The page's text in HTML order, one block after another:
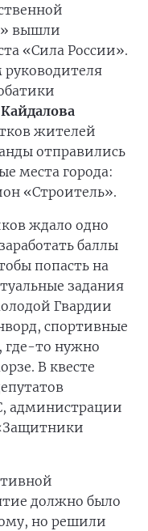
вышли
«Сила России».
руководителя
жителей
отправились
места города:
«Строитель».
ждало одно
баллы
попасть на
задания
Гвардии
спортивные
где-то нужно
В квесте
администрации
должно было
но решили